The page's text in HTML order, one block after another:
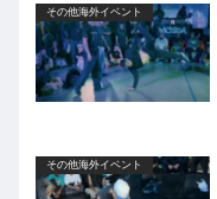
その他海外イベント
その他海外イベント